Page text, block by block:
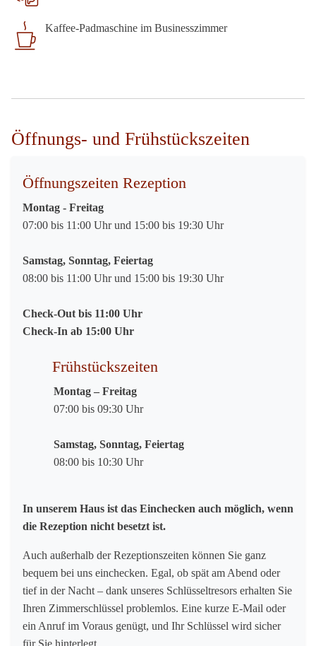
Kaffee-Padmaschine im Businesszimmer
Öffnungs- und Frühstückszeiten
Öffnungszeiten Rezeption
Montag - Freitag
07:00 bis 11:00 Uhr und 15:00 bis 19:30 Uhr
Samstag, Sonntag, Feiertag
08:00 bis 11:00 Uhr und 15:00 bis 19:30 Uhr
Check-Out bis 11:00 Uhr
Check-In ab 15:00 Uhr
Frühstückszeiten
Montag – Freitag
07:00 bis 09:30 Uhr
Samstag, Sonntag, Feiertag
08:00 bis 10:30 Uhr
In unserem Haus ist das Einchecken auch möglich, wenn
die Rezeption nicht besetzt ist.
Auch außerhalb der Rezeptionszeiten können Sie ganz
bequem bei uns einchecken. Egal, ob spät am Abend oder
tief in der Nacht – dank unseres Schlüsseltresors erhalten Sie
Ihren Zimmerschlüssel problemlos. Eine kurze E-Mail oder
ein Anruf im Voraus genügt, und Ihr Schlüssel wird sicher
für Sie hinterlegt.